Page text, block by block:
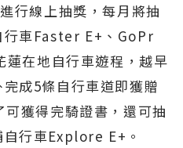
行線上抽獎，每月將抽
行車Faster E+、GoPr
在地自行車遊程，越早
成5條自行車道即獲贈
獲得完騎證書，還可抽
行車Explore E+。